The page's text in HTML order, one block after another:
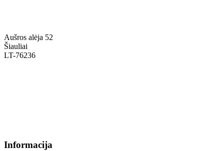
Aušros alėja 52
Šiauliai
LT-76236
Informacija